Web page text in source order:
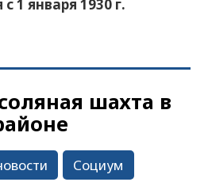
1 января 1930 г.
шахта в
Социум